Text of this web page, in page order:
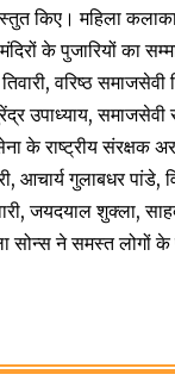
महिला
के पुजारियों का
वरिष्ठ
उपाध्याय,
के राष्ट्रीय संरक्षक
गुलाबधर पांडे,
जयदयाल शुक्ला,
सोन्स ने समस्त लोगों